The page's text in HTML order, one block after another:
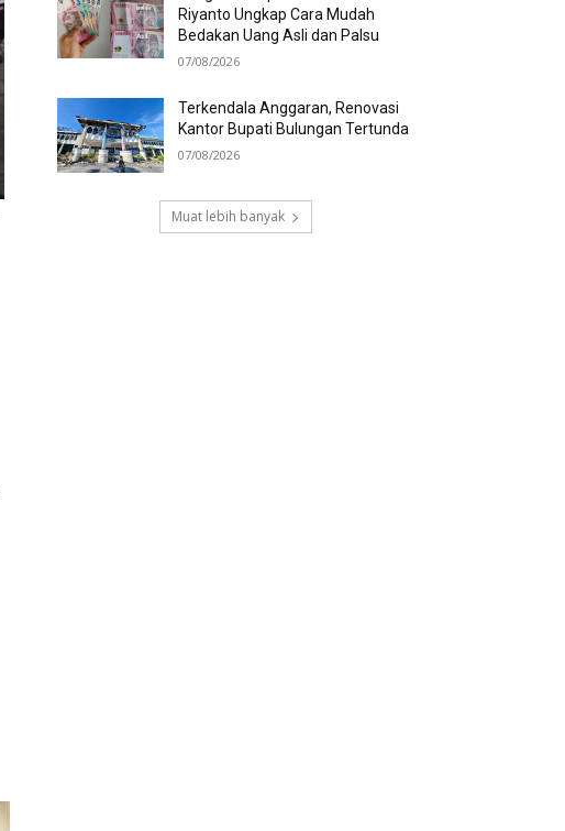
Riyanto Ungkap Cara Mudah
Bedakan Uang Asli dan Palsu
07/08/2026
Terkendala Anggaran, Renovasi
Kantor Bupati Bulungan Tertunda
07/08/2026
Muat lebih banyak